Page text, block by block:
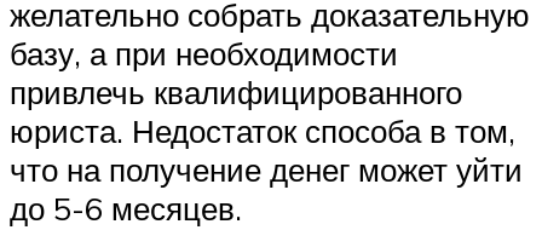
желательно собрать доказательную
базу, а при необходимости
привлечь квалифицированного
юриста. Недостаток способа в том,
что на получение денег может уйти
до 5-6 месяцев.